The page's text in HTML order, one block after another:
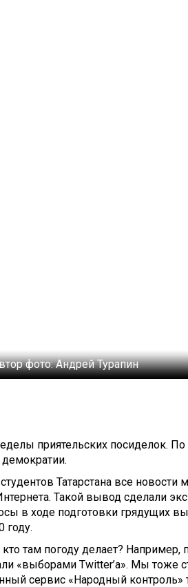
фото:Андрей Турапин
приятельских посиделок.
Татарстана все новости
Такой вывод сделали
в ходе подготовки грядущих
году.
кто там погоду делает? Например,
«выборами Twitter’а». Мы тоже
сервис «Народный контроль»